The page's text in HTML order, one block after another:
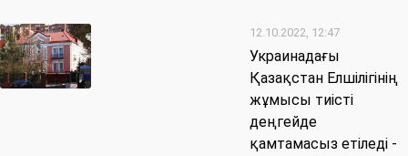
12.10.2022, 12:47
Украинадағы
Қазақстан Елшілігінің
жұмысы тиісті
деңгейде
қамтамасыз етіледі -